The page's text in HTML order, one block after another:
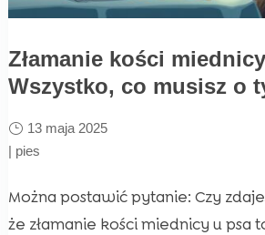
Złamanie kości
Wszystko, co musisz o
13 maja 2025
| pies
Można postawić pytanie: Czy
że złamanie kości miednicy u psa